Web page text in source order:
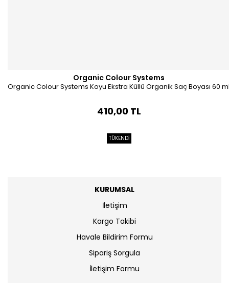
Organic Colour Systems
Organic Colour Systems Koyu Ekstra Küllü Organik Saç Boyası 60
410,00 TL
TÜKENDİ
KURUMSAL
İletişim
Kargo Takibi
Havale Bildirim Formu
Sipariş Sorgula
İletişim Formu